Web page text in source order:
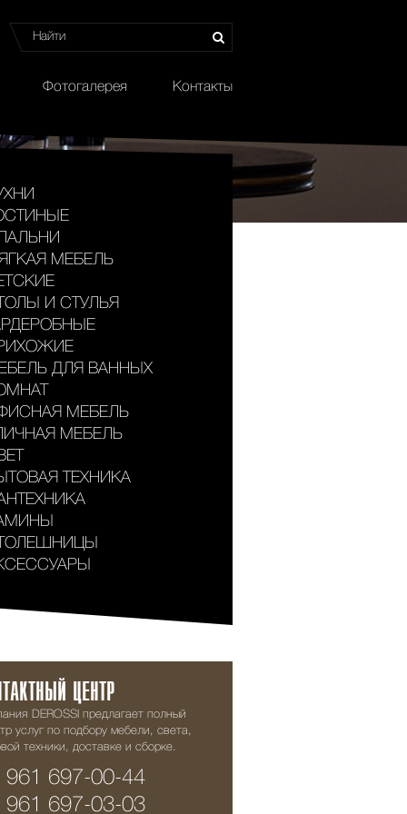
Фотогалерея Контакты
МЕБЕЛЬ
И СТУЛЬЯ
ДЛЯ ВАННЫХ
МЕБЕЛЬ
МЕБЕЛЬ
ТЕХНИКА
ЦЕНТР
DEROSSI предлагает полный
услуг по подбору мебели, света,
техники, доставке и сборке.
961 697-00-44
961 697-03-03